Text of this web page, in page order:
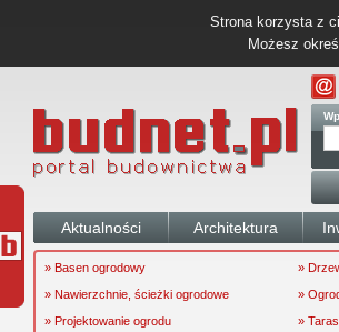
Strona korzysta z
Możesz
Aktualności Architektura
» Basen ogrodowy
»
» Nawierzchnie, ścieżki ogrodowe
»
» Projektowanie ogrodu
»